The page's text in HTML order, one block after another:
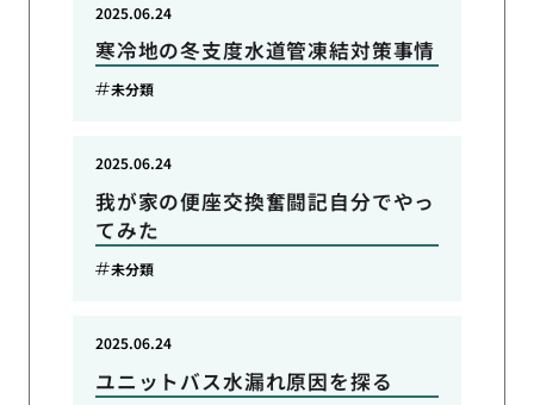
寒冷地の冬支度水道管凍結対策事情
2025.06.24
未分類
我が家の便座交換奮闘記自分でやっ
てみた
2025.06.24
未分類
ユニットバス水漏れ原因を探る
2025.06.24